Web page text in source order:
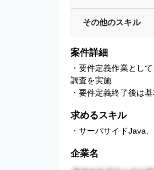
その他のスキル
案件詳細
・要件定義作業とし
調査を実施
・要件定義終了後は
求めるスキル
・サーバサイドJava
企業名